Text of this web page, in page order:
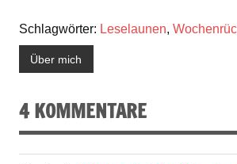
Schlagwörter: Leselaunen,
Über mich
4 KOMMENTARE